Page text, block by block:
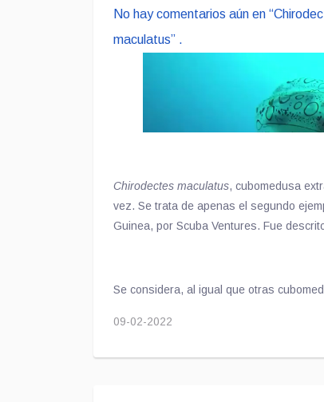
No hay comentarios aún en
maculatus” .
Chirodectes maculatus, cubomedusa
vez. Se trata de apenas el segundo
Guinea, por Scuba Ventures. Fue
único otro ejemplar conocido fue
Queensland, Australia.
Se considera, al igual que otras
09-02-2022